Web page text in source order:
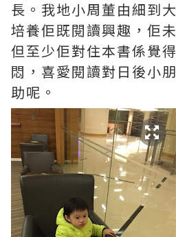
長。我地小周董由細到
培養佢既閱讀興趣，佢
但至少佢對住本書係覺
悶，喜愛閱讀對日後小
助呢。